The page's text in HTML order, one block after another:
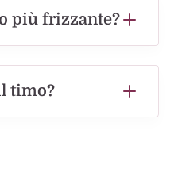
più frizzante?
timo?